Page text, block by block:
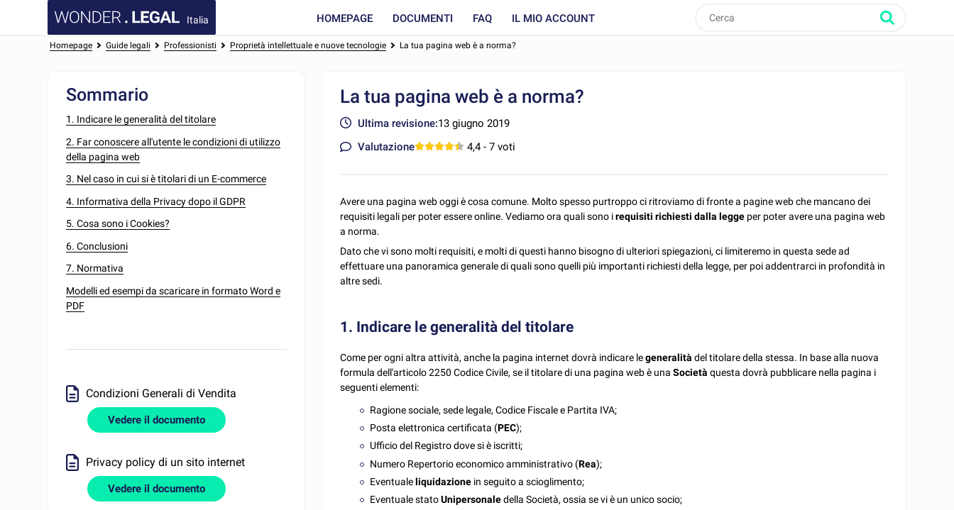
Italia HOMEPAGE DOCUMENTI FAQ IL MIO ACCOUNT
Homepage Guide legali Professionisti Proprietà intellettuale e nuove tecnologie La tua pagina web è a norma?
Sommario
1. Indicare le generalità del titolare
2. Far conoscere all'utente le condizioni di utilizzo
della pagina web
3. Nel caso in cui si è titolari di un E-commerce
4. Informativa della Privacy dopo il GDPR
5. Cosa sono i Cookies?
6. Conclusioni
7. Normativa
Modelli ed esempi da scaricare in formato Word e
PDF
Condizioni Generali di Vendita
Vedere il documento
Privacy policy di un sito internet
Vedere il documento
La tua pagina web è a norma?
Ultima revisione:13 giugno 2019
Valutazione
4,4 - 7 voti
Avere una pagina web oggi è cosa comune. Molto spesso purtroppo ci ritroviamo di fronte a pagine web che mancano dei
requisiti legali per poter essere online. Vediamo ora quali sono irequisiti richiesti dalla legge per poter avere una pagina web
a norma.
Dato che vi sono molti requisiti, e molti di questi hanno bisogno di ulteriori spiegazioni, ci limiteremo in questa sede ad
effettuare una panoramica generale di quali sono quelli più importanti richiesti della legge, per poi addentrarci in profondità in
altre sedi.
1. Indicare le generalità del titolare
Come per ogni altra attività, anche la pagina internet dovrà indicare legeneralità del titolare della stessa. In base alla nuova
formula dell'articolo 2250 Codice Civile, se il titolare di una pagina web è unaSocietà questa dovrà pubblicare nella pagina i
seguenti elementi:
Ragione sociale, sede legale, Codice Fiscale e Partita IVA;
Posta elettronica certificata (PEC);
Ufficio del Registro dove si è iscritti;
Numero Repertorio economico amministrativo (Rea);
Eventuale liquidazione in seguito a scioglimento;
Eventuale statoUnipersonaledella Società, ossia se vi è un unico socio;